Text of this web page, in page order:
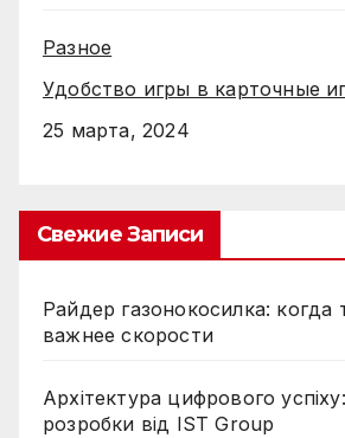
Разное
Удобство игры в карточные
25 марта, 2024
Свежие Записи
Райдер газонокосилка: когда
важнее скорости
Архітектура цифрового
розробки від IST Group